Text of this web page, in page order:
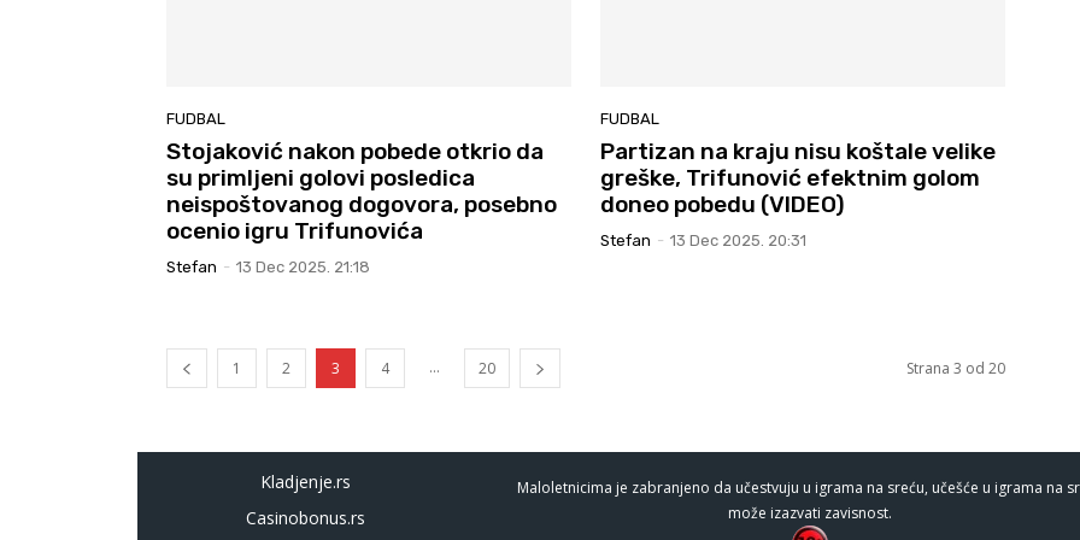
FUDBAL
Stojaković nakon pobede otkrio da
su primljeni golovi posledica
neispoštovanog dogovora, posebno
ocenio igru Trifunovića
Stefan - 13 Dec 2025. 21:18
FUDBAL
Partizan na kraju nisu koštale velike
greške, Trifunović efektnim golom
doneo pobedu (VIDEO)
Stefan - 13 Dec 2025. 20:31
1 2 3 4 ... 20 Strana 3 od 20
Kladjenje.rs
Casinobonus.rs
Maloletnicima je zabranjeno da učestvuju u igrama na sreću, učešće u igrama na
može izazvati zavisnost.